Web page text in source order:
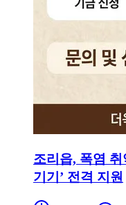
조리읍, 폭염
기기’ 전격 지원